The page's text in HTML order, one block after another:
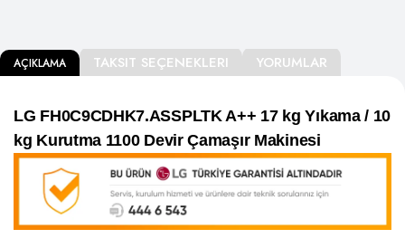
AÇIKLAMA TAKSIT SEÇENEKLERI YORUMLAR
LG FH0C9CDHK7.ASSPLTK A++ 17 kg Yıkama / 10
kg Kurutma 1100 Devir Çamaşır Makinesi